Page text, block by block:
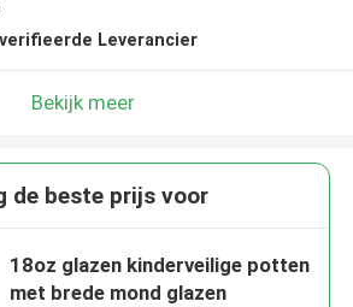
Leverancier
Bekijk meer
de beste prijs voor
18oz glazen kinderveilige potten
met brede mond glazen